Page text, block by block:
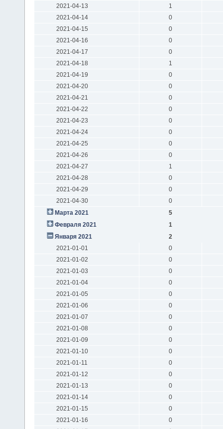
2021-04-13
1
2021-04-14
0
2021-04-15
0
2021-04-16
0
2021-04-17
0
2021-04-18
1
2021-04-19
0
2021-04-20
0
2021-04-21
0
2021-04-22
0
2021-04-23
0
2021-04-24
0
2021-04-25
0
2021-04-26
0
2021-04-27
1
2021-04-28
0
2021-04-29
0
2021-04-30
0
Марта 2021
5
Февраля 2021
1
Января 2021
2
2021-01-01
0
2021-01-02
0
2021-01-03
0
2021-01-04
0
2021-01-05
0
2021-01-06
0
2021-01-07
0
2021-01-08
0
2021-01-09
0
2021-01-10
0
2021-01-11
0
2021-01-12
0
2021-01-13
0
2021-01-14
0
2021-01-15
0
2021-01-16
0